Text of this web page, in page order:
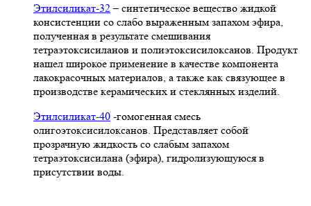
Этилсиликат-32– синтетическое вещество жидкой
консистенции со слабо выраженным запахом эфира,
полученная в результате смешивания
тетpаэтоксисиланов и полиэтоксисилоксанов. Продукт
нашел широкое применение в качестве компонента
лакокрасочных материалов, а также как связующее в
производстве керамических и стеклянных изделий.
Этилсиликат-40 -гомогенная смесь
олигоэтоксисилоксанов. Представляет собой
прозрачную жидкость со слабым запахом
тетраэтоксисилана (эфира), гидролизующуюся в
присутствии воды.